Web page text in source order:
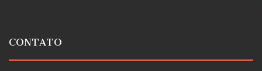
CONTATO